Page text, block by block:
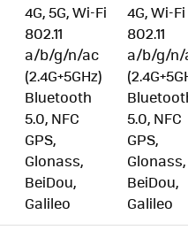
4G, 5G, Wi-Fi
802.11
a/b/g/n/ac
(2.4G+5GHz)
Bluetooth
5.0, NFC
GPS,
Glonass,
BeiDou,
Galileo
4G, Wi-Fi
802.11
a/b/g/n/
5.0, NFC
GPS,
Glonass,
BeiDou,
Galileo